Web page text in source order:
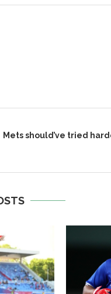
Mets should’ve tried